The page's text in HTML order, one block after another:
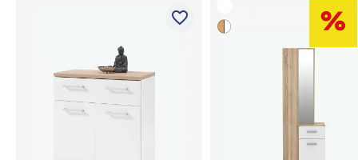
favorite_border